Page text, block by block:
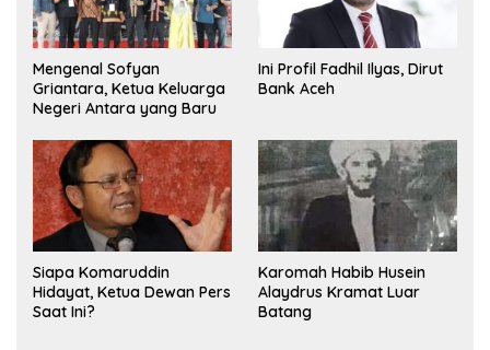
Mengenal Sofyan
Griantara, Ketua Keluarga
Negeri Antara yang Baru
Ini Profil Fadhil Ilyas, Dirut
Bank Aceh
Siapa Komaruddin
Hidayat, Ketua Dewan Pers
Saat Ini?
Karomah Habib Husein
Alaydrus Kramat Luar
Batang